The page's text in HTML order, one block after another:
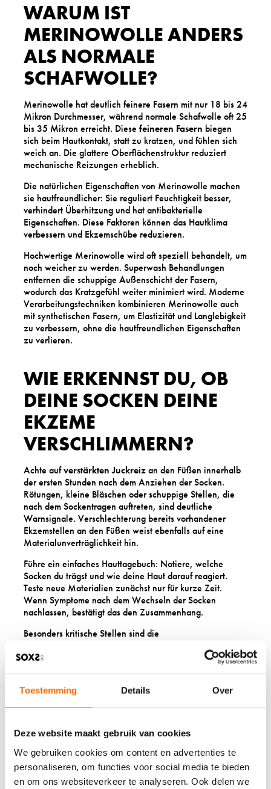
Toestemming Details Over
Deze website maakt gebruik van cookies
We gebruiken cookies om content en advertenties te
personaliseren, om functies voor social media te bieden
en om ons websiteverkeer te analyseren. Ook delen we
WARUM IST
MERINOWOLLE ANDERS
ALS NORMALE
SCHAFWOLLE?
Merinowolle hat deutlich feinere Fasern mit nur 18 bis 24
Mikron Durchmesser, während normale Schafwolle oft 25
bis 35 Mikron erreicht. Diese feineren Fasern biegen
sich beim Hautkontakt, statt zu kratzen, und fühlen sich
weich an. Die glattere Oberflächenstruktur reduziert
mechanische Reizungen erheblich.
Die natürlichen Eigenschaften von Merinowolle machen
sie hautfreundlicher: Sie reguliert Feuchtigkeit besser,
verhindert Überhitzung und hat antibakterielle
Eigenschaften. Diese Faktoren können das Hautklima
verbessern und Ekzemschübe reduzieren.
Hochwertige Merinowolle wird oft speziell behandelt, um
noch weicher zu werden. Superwash Behandlungen
entfernen die schuppige Außenschicht der Fasern,
wodurch das Kratzgefühl weiter minimiert wird. Moderne
Verarbeitungstechniken kombinieren Merinowolle auch
mit synthetischen Fasern, um Elastizität und Langlebigkeit
zu verbessern, ohne die hautfreundlichen Eigenschaften
zu verlieren.
WIE ERKENNST DU, OB
DEINE SOCKEN DEINE
EKZEME
VERSCHLIMMERN?
Achte aufverstärkten Juckreizan den Füßen innerhalb
der ersten Stunden nach dem Anziehen der Socken.
Rötungen, kleine Bläschen oder schuppige Stellen, die
nach dem Sockentragen auftreten, sind deutliche
Warnsignale. Verschlechterung bereits vorhandener
Ekzemstellen an den Füßen weist ebenfalls auf eine
Materialunverträglichkeit hin.
Führe ein einfaches Hauttagebuch: Notiere, welche
Socken du trägst und wie deine Haut darauf reagiert.
Teste neue Materialien zunächst nur für kurze Zeit.
Wenn Symptome nach dem Wechseln der Socken
nachlassen, bestätigt das den Zusammenhang.
Besonders kritische Stellen sind die
Socken direkten Kontakt zur Haut haben. Brennende oder
abhält, kann auch durch ungeeignete Socken verstärkt
werden, die du tagsüber getragen hast.
WELCHE SOCKEN
ALTERNATIVEN GIBT ES